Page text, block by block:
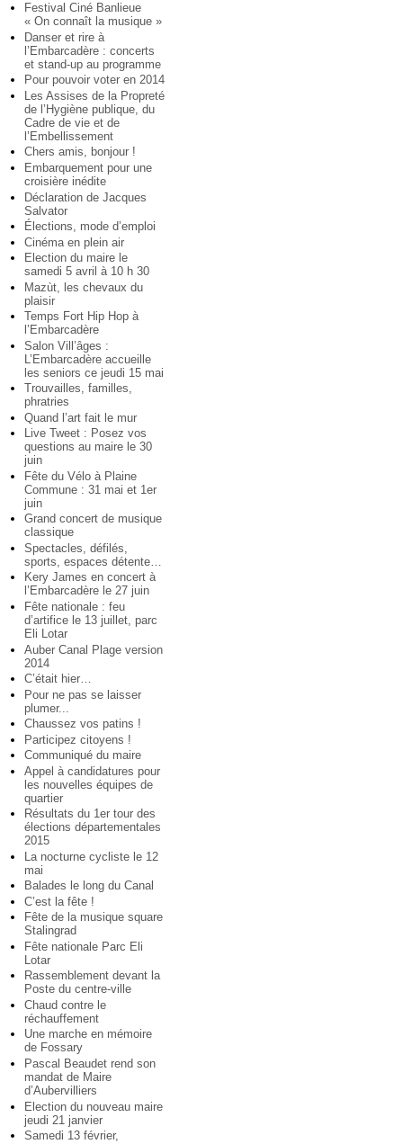
Festival Ciné Banlieue
« On connaît la musique »
Danser et rire à
l’Embarcadère : concerts
et stand-up au programme
Pour pouvoir voter en 2014
Les Assises de la Propreté
de l’Hygiène publique, du
Cadre de vie et de
l’Embellissement
Chers amis, bonjour !
Embarquement pour une
croisière inédite
Déclaration de Jacques
Salvator
Élections, mode d’emploi
Cinéma en plein air
Election du maire le
samedi 5 avril à 10 h 30
Mazùt, les chevaux du
plaisir
Temps Fort Hip Hop à
l’Embarcadère
Salon Vill’âges :
L’Embarcadère accueille
les seniors ce jeudi 15 mai
Trouvailles, familles,
phratries
Quand l’art fait le mur
Live Tweet : Posez vos
questions au maire le 30
juin
Fête du Vélo à Plaine
Commune : 31 mai et 1er
juin
Grand concert de musique
classique
Spectacles, défilés,
sports, espaces détente…
Kery James en concert à
l’Embarcadère le 27 juin
Fête nationale : feu
d’artifice le 13 juillet, parc
Eli Lotar
Auber Canal Plage version
2014
C’était hier…
Pour ne pas se laisser
plumer...
Chaussez vos patins !
Participez citoyens !
Communiqué du maire
Appel à candidatures pour
les nouvelles équipes de
quartier
Résultats du 1er tour des
élections départementales
2015
La nocturne cycliste le 12
mai
Balades le long du Canal
C’est la fête !
Fête de la musique square
Stalingrad
Fête nationale Parc Eli
Lotar
Rassemblement devant la
Poste du centre-ville
Chaud contre le
réchauffement
Une marche en mémoire
de Fossary
Pascal Beaudet rend son
mandat de Maire
d’Aubervilliers
Election du nouveau maire
jeudi 21 janvier
Samedi 13 février,